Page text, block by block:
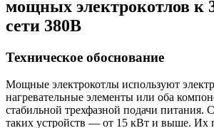
мощных электрокотлов к
сети 380В
Техническое обоснование
Мощные электрокотлы используют
нагревательные элементы или оба
стабильной трехфазной подачи питания.
таких устройств — от 15 кВт и выше. Их